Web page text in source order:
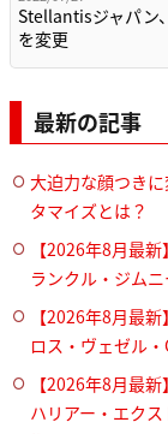
Stellantisジャパン
を変更
最新の記事
大迫力な顔つき
タマイズとは？
【2026年8月最
ランクル・ジム
【2026年8月最
ロス・ヴェゼル
【2026年8月最
ハリアー・エク